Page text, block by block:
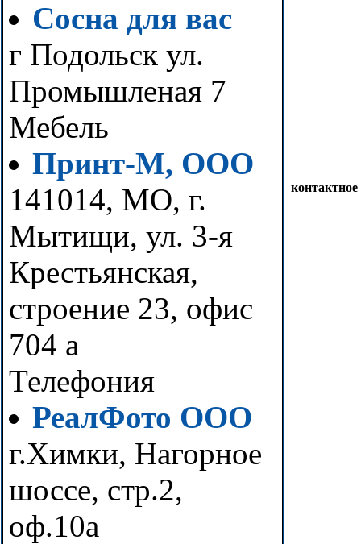
Сосна для вас
г Подольск ул.
Промышленая 7
Мебель
Принт-М, ООО
141014, МО, г.
Мытищи, ул. 3-я
Крестьянская,
строение 23, офис
704 а
Телефония
РеалФото ООО
г.Химки, Нагорное
шоссе, стр.2,
оф.10а